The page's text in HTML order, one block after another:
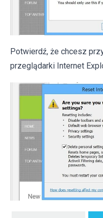
Potwierdź, że chcesz
przeglądarki Internet